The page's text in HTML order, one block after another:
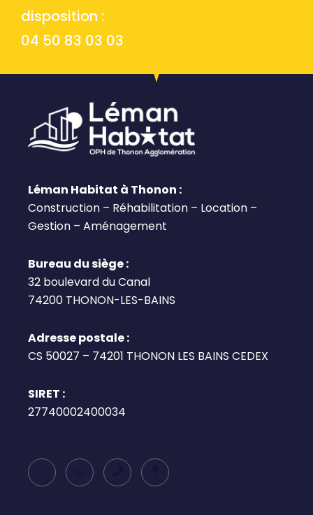
disposition :
04 50 83 03 03
Léman Habitat à Thonon :
Construction – Réhabilitation – Location –
Gestion – Aménagement
Bureau du siège :
32 boulevard du Canal
74200 THONON-LES-BAINS
Adresse postale :
CS 50027 – 74201 THONON LES BAINS CEDEX
SIRET :
27740002400034